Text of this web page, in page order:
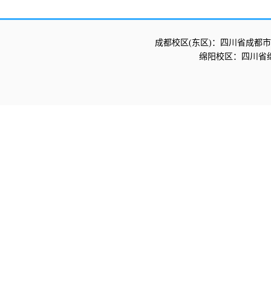
成都校区(东区)：四川省成都
绵阳校区：四川省